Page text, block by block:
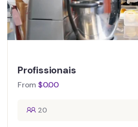
Profissionais
From $0.00
20